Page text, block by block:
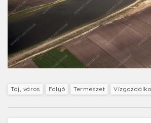
Táj, város Folyó Természet